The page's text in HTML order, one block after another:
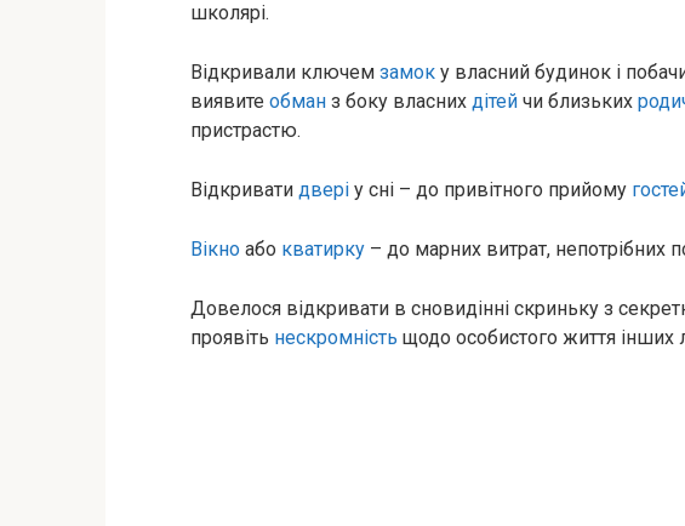
школярі.
Відкривали ключем замок у власний будинок і
виявите обман з боку власних дітей чи близьких
пристрастю.
Відкривати двері у сні – до привітного прийому
Вікно або кватирку – до марних витрат, непотрібних
Довелося відкривати в сновидінні скриньку з
проявіть нескромність щодо особистого життя інших